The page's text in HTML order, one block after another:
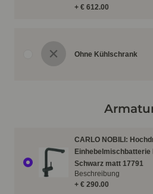
+ € 612.00
Ohne Kühlschrank
CARLO NOBILI:
Schwarz matt 17791
+ € 290.00
Beschreibung